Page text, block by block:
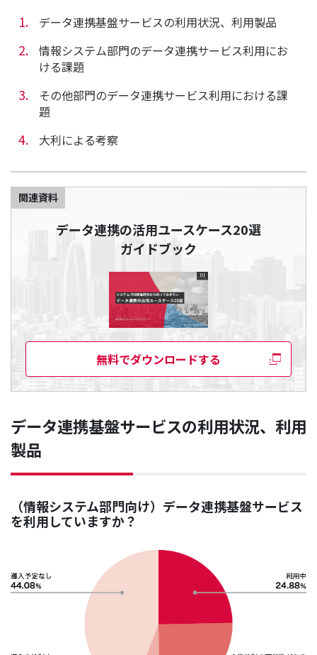
データ連携基盤サービスの利用状況、利用製品
情報システム部門のデータ連携サービス利用にお
ける課題
その他部門のデータ連携サービス利用における課
題
大利による考察
関連資料
データ連携の活用ユースケース20選
ガイドブック
無料でダウンロードする
データ連携基盤サービスの利用状況、利用
製品
（情報システム部門向け）データ連携基盤サービス
を利用していますか？